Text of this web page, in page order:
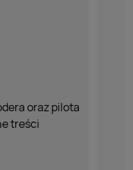
oraz pilota
treści